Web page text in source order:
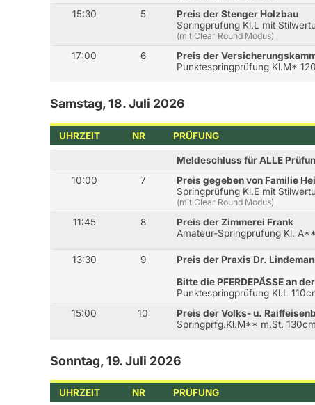
15:30 5
Preis der Stenger Holzbau
Springprüfung Kl.L mit
(mit Clear Round Modus)
17:00 6
Preis der
Punktespringprüfung Kl.M*
Samstag, 18. Juli 2026
UHRZEIT NR PRÜFUNG
Meldeschluss für ALLE
10:00
7
Preis gegeben von Familie
Springprüfung Kl.E mit
(mit Clear Round Modus)
11:45 8
Preis der Zimmerei Frank
Amateur-Springprüfung Kl.
13:30 9
Preis der Praxis Dr.
Bitte die PFERDEPÄSSE an
Punktespringprüfung Kl.L
15:00 10
Preis der Volks- u.
Springprfg.Kl.M** m.St. 130cm
Sonntag, 19. Juli 2026
UHRZEIT NR PRÜFUNG